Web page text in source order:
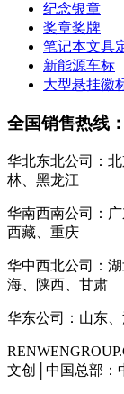
纪念银章
奖章奖牌
笔记本文具
新能源车标
大型悬挂徽
全国销售热线
华北东北公司：
林、黑龙江
华南西南公司：
西藏、重庆
华中西北公司：
海、陕西、甘肃
华东公司：山东
文创│中国总部：